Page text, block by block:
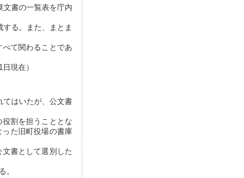
書の一覧表を庁内
る。また、まとま
て関わることであ
現在）
てはいたが、公文書
割を担うこととな
た旧町役場の書庫
書として選別した
。